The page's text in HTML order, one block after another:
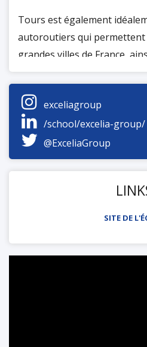
Tours est également
autoroutiers qui
grandes villes de France,
d'une heure avec le TGV.
européennes.
exceliagroup
/school/excelia-group/
@ExceliaGroup
SITE DE